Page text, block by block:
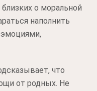
о моральной
наполнить
что
от родных. Не